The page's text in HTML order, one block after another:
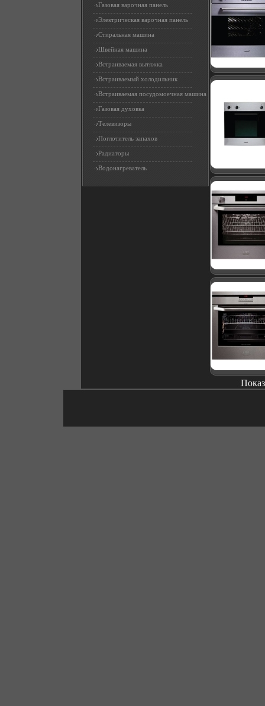
Газовая варочная панель
Электрическая варочная панель
Стиральная машина
Швейная машина
Встраиваемая вытяжка
Встраиваемый холодильник
Встраиваемая посудомоечная машина
Газовая духовка
Телевизоры
Поглотитель запахов
Радиаторы
Водонагреватель